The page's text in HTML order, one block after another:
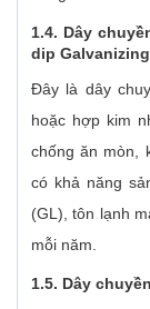
1.4. Dây
dip
Đây là dây
hoặc hợp kim
chống ăn mòn,
có khả năng
(GL), tôn lạnh
mỗi năm.
1.5. Dây